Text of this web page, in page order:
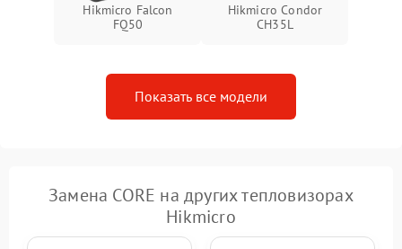
Hikmicro Falcon
FQ50
Hikmicro Condor
CH35L
Показать все модели
Замена CORE на других тепловизорах
Hikmicro